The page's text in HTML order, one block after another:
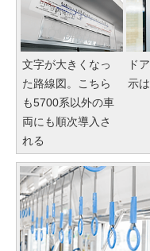
文字が大きくなっ
た路線図。こちら
も5700系以外の車
両にも順次導入さ
れる
ド
示